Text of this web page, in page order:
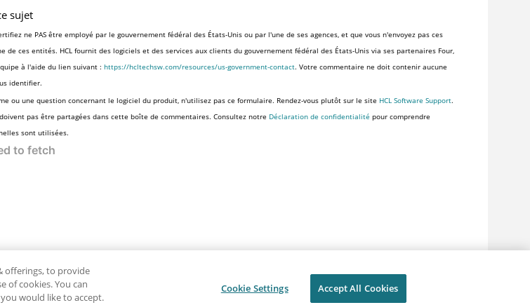
sujet
ne PAS être employé par le gouvernement fédéral des États-Unis ou par l'une de ses agences, et que vous n'envoyez pas ces
de ces entités. HCL fournit des logiciels et des services aux clients du gouvernement fédéral des États-Unis via ses partenaires Four,
à l'aide du lien suivant :https://hcltechsw.com/resources/us-government-contact. Votre commentaire ne doit contenir aucune
identifier.
ou une question concernant le logiciel du produit, n'utilisez pas ce formulaire. Rendez-vous plutôt sur le site HCL Software Support.
pas être partagées dans cette boîte de commentaires. Consultez notre Déclaration de confidentialité pour comprendre
sont utilisées.
offerings, to provide
of cookies. You can
would like to accept.
Cookie Settings Accept All Cookies